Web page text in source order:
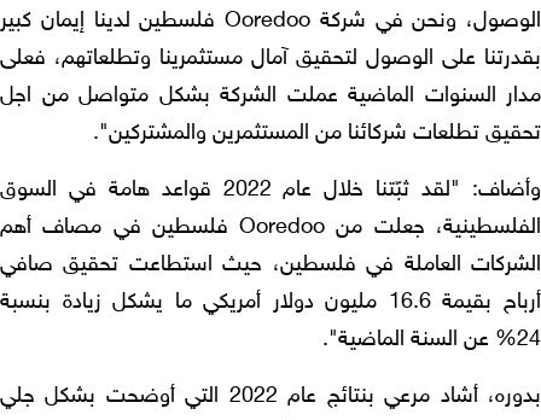
الوصول، ونحن في شركة Ooredoo فلسطين لدينا إيمان كبير
على الوصول لتحقيق آمال مستثمرينا وتطلعاتهم، فعلى
السنوات الماضية عملت الشركة بشكل متواصل من اجل
تطلعات شركائنا من المستثمرين والمشتركين".
وأضاف: "لقد ثبّتنا خلال عام 2022 قواعد هامة في السوق
الفلسطينية، جعلت من Ooredoo فلسطين في مصاف أهم
العاملة في فلسطين، حيث استطاعت تحقيق صافي
أرباح بقيمة 16.6 مليون دولار أمريكي ما يشكل زيادة بنسبة
بدوره، أشاد مرعي بنتائج عام 2022 التي أوضحت بشكل جلي